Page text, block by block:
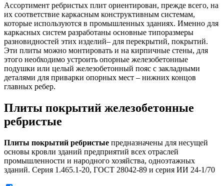
Ассортимент ребристых плит ориентирован, прежде всего, на
их соответствие каркасным конструктивным системам,
которые используются в промышленных зданиях. Именно для
каркасных систем разработаны основные типоразмеры
разновидностей этих изделий– для перекрытий, покрытий.
Эти плиты можно монтировать и на кирпичные стены, для
этого необходимо устроить опорные железобетонные
подушки или целый железобетонный пояс с закладными
деталями для приварки опорных мест – нижних концов
главных ребер.
Плиты покрытий железобетонные
ребристые
Плиты покрытий ребристые предназначены для несущей
основы кровли зданий предприятий всех отраслей
промышленности и народного хозяйства, одноэтажных
зданий. Серия 1.465.1-20, ГОСТ 28042-89 и серия ИИ 24-1/70